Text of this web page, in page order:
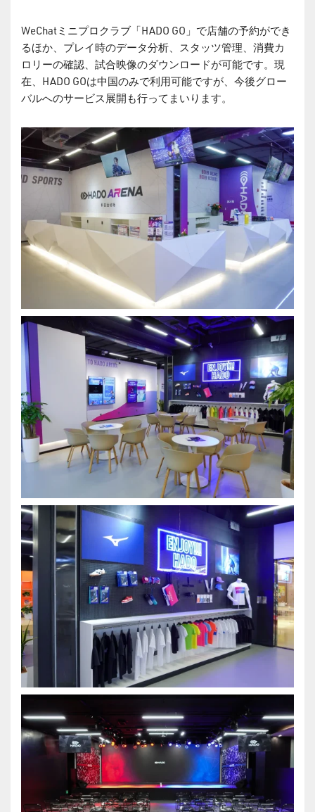
WeChatミニプロクラブ「HADO GO」で店舗の予約ができ
るほか、プレイ時のデータ分析、スタッツ管理、消費カ
ロリーの確認、試合映像のダウンロードが可能です。現
在、HADO GOは中国のみで利用可能ですが、今後グロー
バルへのサービス展開も行ってまいります。